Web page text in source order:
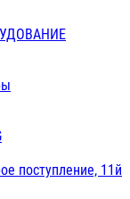
поступление, 11й